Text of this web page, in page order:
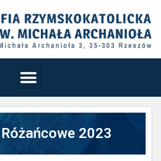
2023